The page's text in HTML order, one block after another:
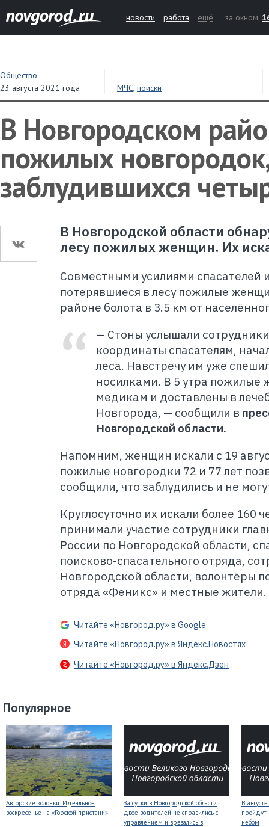
новости работа ещё за окном:
Общество
23 августа 2021 года
МЧС, поиски
В Новгородском
пожилых новгородок,
заблудившихся
В Новгородской области
лесу пожилых женщин. Их
Совместными усилиями спасателей
потерявшиеся в лесу пожилые
районе болота в 3.5 км от
— Стоны услышали
координаты спасателям,
леса. Навстречу им уже
носилками. В 5 утра
медикам и доставлены в
Новгорода, — сообщили в
Новгородской области.
Напомним, женщин искали с 19
пожилые новгородки 72 и 77 лет
сообщили, что заблудились и не
Круглосуточно их искали более 160
принимали участие сотрудники
России по Новгородской области,
поисково-спасательного отряда,
Новгородской области, волонтёры
отряда «Феникс» и местные жители.
Читайте «Новгород.ру» в Google
Читайте «Новгород.ру» в Яндекс.Новостях
Читайте «Новгород.ру» в Яндекс.Дзен
Популярное
Авторские колонки: Идеальное
воскресенье на «Горской пристани»
За сутки в Новгородской области
двое водителей не справились с
управлением и врезались в
В
небом